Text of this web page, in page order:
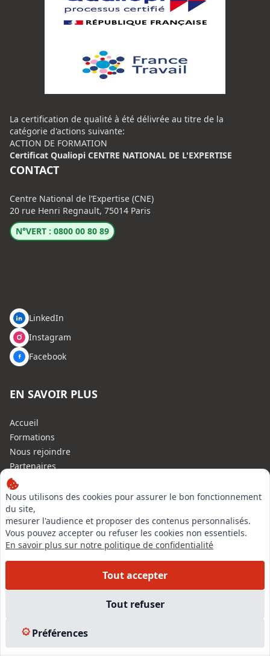
Nous utilisons des cookies pour assurer le bon fonctionnement
du site,
mesurer l'audience et proposer des contenus personnalisés.
Vous pouvez accepter ou refuser les cookies non essentiels.
En savoir plus sur notre politique de confidentialité
Tout accepter
Tout refuser
Préférences
La certification de qualité à été délivrée au titre de la
catégorie d'actions suivante:
ACTION DE FORMATION
Certificat Qualiopi CENTRE NATIONAL DE L'EXPERTISE
CONTACT
Centre National de l’Expertise (CNE)
20 rue Henri Regnault, 75014 Paris
N°VERT : 0800 00 80 89
LinkedIn
Instagram
Facebook
EN SAVOIR PLUS
Accueil
Formations
Nous rejoindre
Partenaires
Autres missions
Le C.N.E.
Membre IVSC
Logiciel
L’Expert
Tarifs
Experts Immobiliers par régions
Plan du site